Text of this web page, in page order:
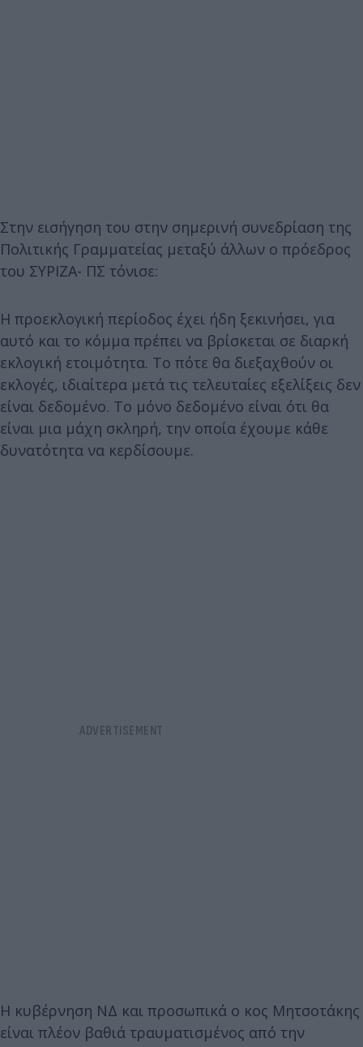
Στην εισήγηση του στην σημερινή συνεδρίαση της
Πολιτικής Γραμματείας μεταξύ άλλων ο πρόεδρος
του ΣΥΡΙΖΑ- ΠΣ τόνισε:
Η προεκλογική περίοδος έχει ήδη ξεκινήσει, για
αυτό και το κόμμα πρέπει να βρίσκεται σε διαρκή
εκλογική ετοιμότητα. Το πότε θα διεξαχθούν οι
εκλογές, ιδιαίτερα μετά τις τελευταίες εξελίξεις δεν
είναι δεδομένο. Το μόνο δεδομένο είναι ότι θα
είναι μια μάχη σκληρή, την οποία έχουμε κάθε
δυνατότητα να κερδίσουμε.
Η κυβέρνηση ΝΔ και προσωπικά ο κος Μητσοτάκης
είναι πλέον βαθιά τραυματισμένος από την